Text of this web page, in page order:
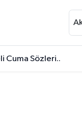
Cuma Sözleri..